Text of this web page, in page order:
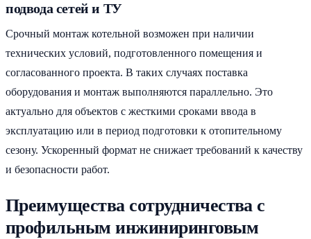
подвода сетей и ТУ
Срочный монтаж котельной возможен при наличии
технических условий, подготовленного помещения и
согласованного проекта. В таких случаях поставка
оборудования и монтаж выполняются параллельно. Это
актуально для объектов с жесткими сроками ввода в
эксплуатацию или в период подготовки к отопительному
сезону. Ускоренный формат не снижает требований к качеству
и безопасности работ.
Преимущества сотрудничества с
профильным инжиниринговым